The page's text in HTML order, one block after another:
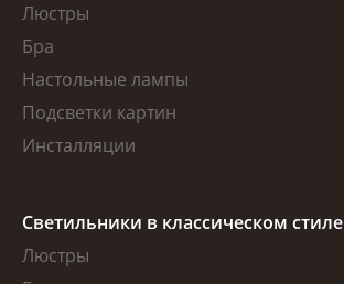
Люстры
Бра
Настольные лампы
Подсветки картин
Инсталляции
Светильники в классическом стиле
Люстры